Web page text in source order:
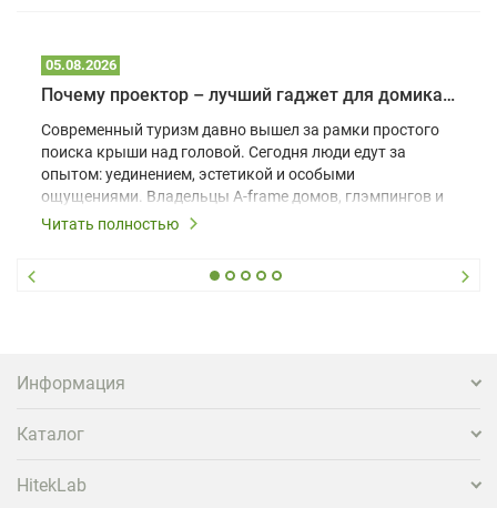
05.08.2026
Почему проектор – лучший гаджет для домика в глэмпинге
Современный туризм давно вышел за рамки простого
поиска крыши над головой. Сегодня люди едут за
опытом: уединением, эстетикой и особыми
ощущениями. Владельцы A-frame домов, глэмпингов и
шале понимают, что конкуренция растет, и
вернуться и поделиться впечатлениями в соцсетях,
проектора.
Читать полностью
Информация
Каталог
HitekLab